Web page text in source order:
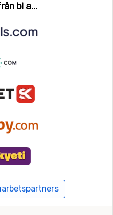
bl a...